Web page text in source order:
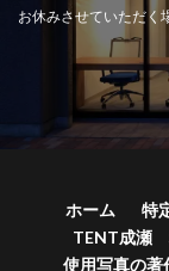
お休みさせていただく
ホーム 特
TENT成瀬
使用写真の著